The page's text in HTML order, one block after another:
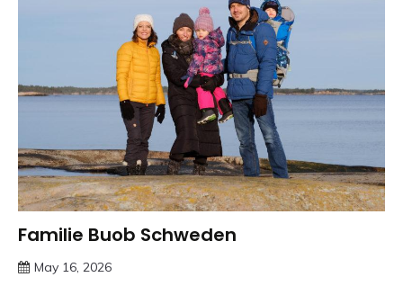
Trends
Familie Buob Schweden
May 16, 2026